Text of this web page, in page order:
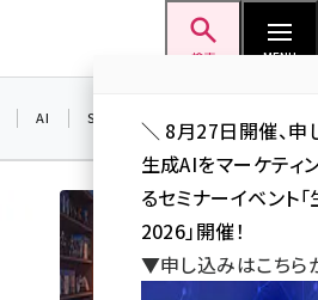
検索 MENU
AI SNS
＼ 8月27日開催、申
生成AIをマーケティ
るセミナーイベント
2026」開催！
▼申し込みはこち